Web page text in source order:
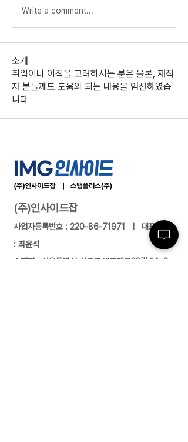
Write a comment...
소개
취업이나 이직을 고려하시는 분은 물론, 재직
자 분들께도 도움의 되는 내용을 엄선하였습
니다
(주)인사이드잡
사업자등록번호 : 220-86-71971
ㅣ 대표이사
: 최윤석
소재지 : 서울특별시 서초구 반포대로23길 14, 3